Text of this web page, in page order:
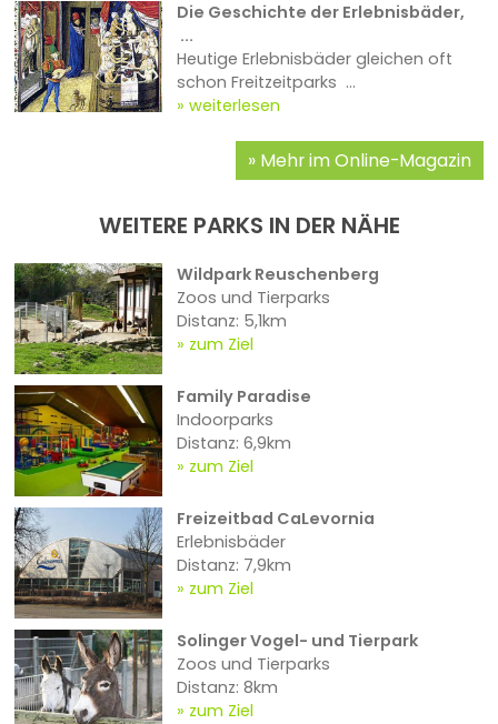
Die Geschichte der Erlebnisbäder,
...
Heutige Erlebnisbäder gleichen oft
schon Freitzeitparks ...
weiterlesen
Mehr im Online-Magazin
WEITERE PARKS IN DER NÄHE
Wildpark Reuschenberg
Zoos und Tierparks
Distanz: 5,1km
zum Ziel
Family Paradise
Indoorparks
Distanz: 6,9km
zum Ziel
Freizeitbad CaLevornia
Erlebnisbäder
Distanz: 7,9km
zum Ziel
Solinger Vogel- und Tierpark
Zoos und Tierparks
Distanz: 8km
zum Ziel